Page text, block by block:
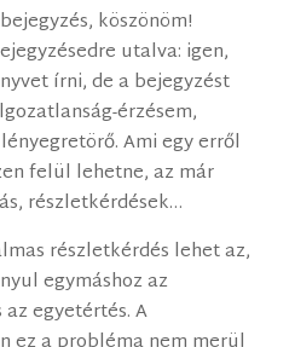
köszönöm!
utalva: igen,
írni, de a bejegyzést
érzésem,
Ami egy erről
felül lehetne, az már
részletkérdések…
részletkérdés lehet az,
egymáshoz az
egyetértés. A